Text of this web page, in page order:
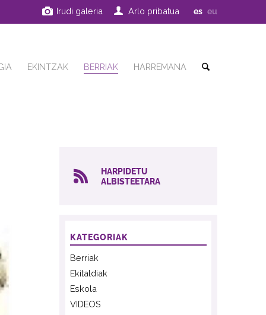
Irudi galeria Arlo pribatua es eu
EKINTZAK BERRIAK HARREMANA
HARPIDETU
ALBISTEETARA
KATEGORIAK
Berriak
Ekitaldiak
Eskola
VIDEOS